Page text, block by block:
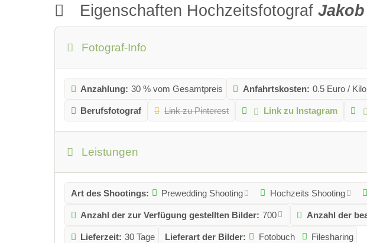
Eigenschaften Hochzeitsfotograf
Fotograf-Info
Anzahlung: 30 % vom Gesamtpreis Anfahrtskosten: 0.5 Euro /
Berufsfotograf Link zu Pinterest Link zu Instagram
Leistungen
Art des Shootings: Prewedding Shooting Hochzeits Shooting
Anzahl der zur Verfügung gestellten Bilder: 700 Anzahl der
Lieferzeit: 30 Tage Lieferart der Bilder: Fotobuch Filesharing